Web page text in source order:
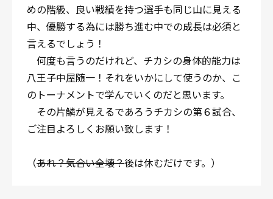
めの階級、良い戦績を持つ選手も同じ山に見える
中、優勝する為には勝ち進む中での成長は必須と
言えるでしょう！
何度も言うのだけれど、チカシの身体的能力は
八王子中屋随一！それをいかにして使うのか、こ
のトーナメントで学んでいくのだと思います。
その片鱗が見えるであろうチカシの第６試合、
ご注目よろしくお願い致します！
（あれ？気合い全壊？後は休むだけです。）